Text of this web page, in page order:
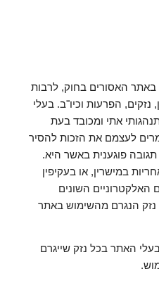
האסורים בחוק, לרבות
נזקים, הפרעות וכיו"ב. בעלי
אתי ומכובד בעת
לעצמם את הזכות להסיר
פוגענית באשר היא.
במישרין, או בעקיפין
השונים
הנגרם מהשימוש באתר
האתר בכל נזק שייגרם